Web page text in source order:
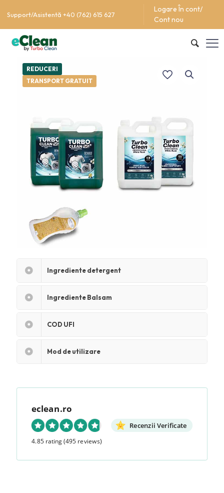
Support/Asistentă +40 (762) 615 627
Logare În cont/
Cont nou
REDUCERI
TRANSPORT GRATUIT
Ingrediente detergent
Ingrediente Balsam
COD UFI
Mod de utilizare
eclean.ro
Recenzii Verificate
4.85 rating(495 reviews)